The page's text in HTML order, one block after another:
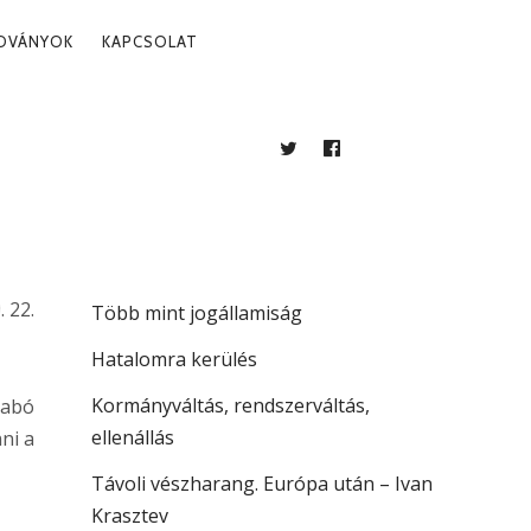
KAPCSOLAT
TWITTERFACEBOOK
22.
a
Több mint jogállamiság
Hatalomra kerülés
Kormányváltás, rendszerváltás,
ellenállás
Távoli vészharang. Európa után – Ivan
Krasztev